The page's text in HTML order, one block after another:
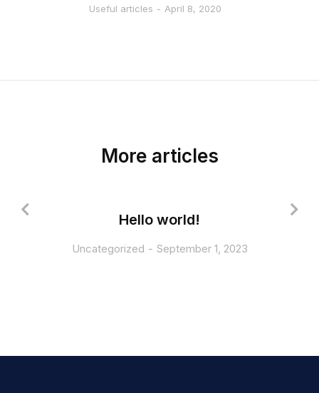
Useful articles April 8, 2020
More articles
Hello world!
Uncategorized September 1, 2023